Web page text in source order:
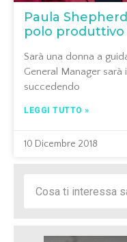
Paula
polo produttivo
Sarà una donna a
General Manager sarà
succedendo
LEGGI TUTTO »
10 Dicembre 2018